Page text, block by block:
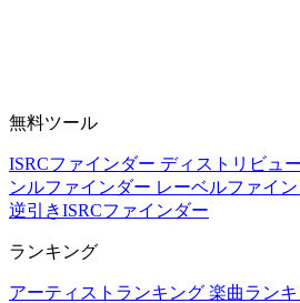
無料ツール
ISRCファインダー ディストリビュ
ンルファインダー レーベルファイ
逆引きISRCファインダー
ランキング
アーティストランキング 楽曲ラン